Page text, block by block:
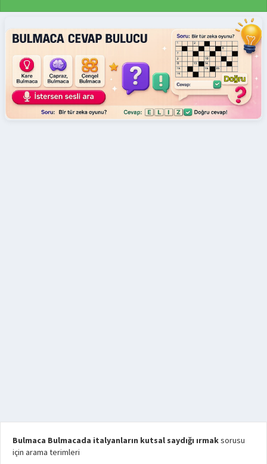
Bulmaca Bulmacada italyanların kutsal saydığı ırmaksorusu
için arama terimleri